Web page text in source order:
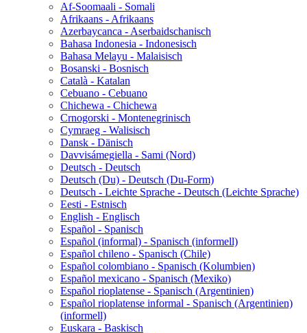
Af-Soomaali - Somali
Afrikaans - Afrikaans
Azerbaycanca - Aserbaidschanisch
Bahasa Indonesia - Indonesisch
Bahasa Melayu - Malaisisch
Bosanski - Bosnisch
Català - Katalan
Cebuano - Cebuano
Chichewa - Chichewa
Crnogorski - Montenegrinisch
Cymraeg - Walisisch
Dansk - Dänisch
Davvisámegiella - Sami (Nord)
Deutsch - Deutsch
Deutsch (Du) - Deutsch (Du-Form)
Deutsch - Leichte Sprache - Deutsch (Leichte Sprache)
Eesti - Estnisch
English - Englisch
Español - Spanisch
Español (informal) - Spanisch (informell)
Español chileno - Spanisch (Chile)
Español colombiano - Spanisch (Kolumbien)
Español mexicano - Spanisch (Mexiko)
Español rioplatense - Spanisch (Argentinien)
Español rioplatense informal - Spanisch (Argentinien)
(informell)
Euskara - Baskisch